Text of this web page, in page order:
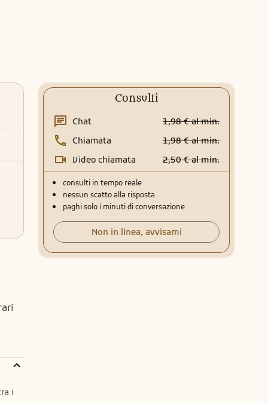
Consulti
Chat
1,98 € al min.
Chiamata
1,98 € al min.
Video chiamata
2,50 € al min.
consulti in tempo reale
nessun scatto alla risposta
paghi solo i minuti di conversazione
Non in linea, avvisami
i